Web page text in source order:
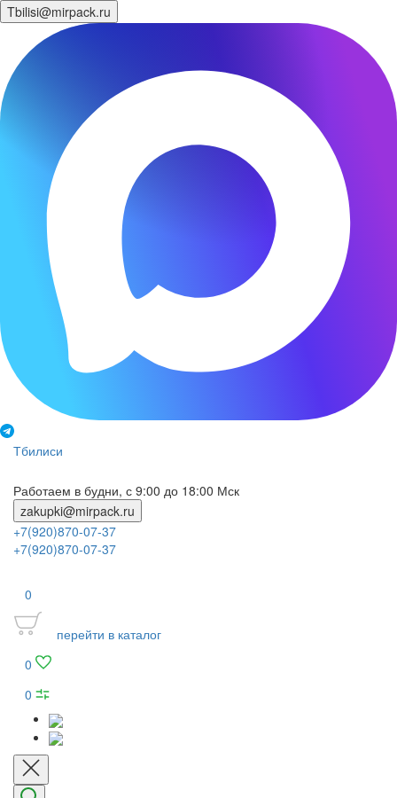
Tbilisi@mirpack.ru
Тбилиси
Работаем в будни, с 9:00 до 18:00 Мск
zakupki@mirpack.ru
+7(920)870-07-37
+7(920)870-07-37
0
перейти в каталог
0
0